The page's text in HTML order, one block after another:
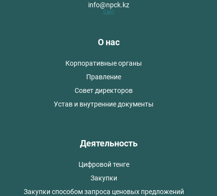
info@npck.kz
Сайт
О нас
Корпоративные органы
Правление
Совет директоров
Устав и внутренние документы
Деятельность
Цифровой тенге
Закупки
Закупки способом запроса ценовых предложений